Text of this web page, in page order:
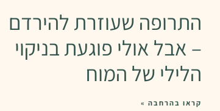
התרופה שעוזרת להירדם
– אבל אולי פוגעת בניקוי
הלילי של המוח
קראו בהרחבה »